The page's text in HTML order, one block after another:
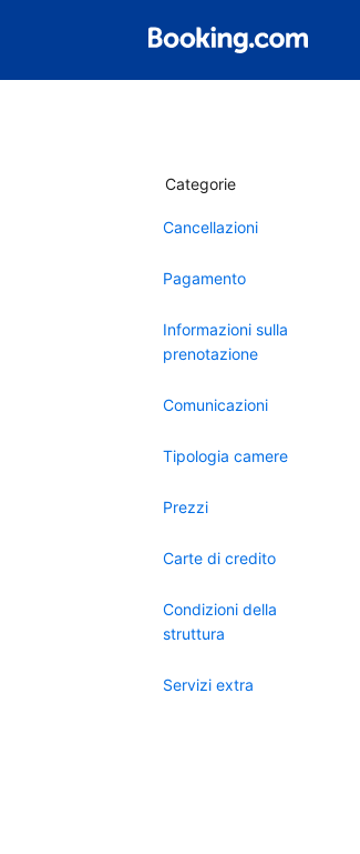
Categorie
Cancellazioni
Pagamento
Informazioni sulla
prenotazione
Comunicazioni
Tipologia camere
Prezzi
Carte di credito
Condizioni della
struttura
Servizi extra